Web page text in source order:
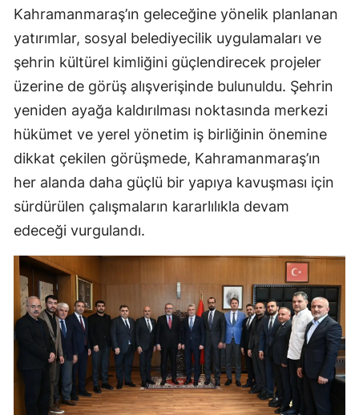
Kahramanmaraş’ın geleceğine yönelik planlanan
yatırımlar, sosyal belediyecilik uygulamaları ve
şehrin kültürel kimliğini güçlendirecek projeler
üzerine de görüş alışverişinde bulunuldu. Şehrin
yeniden ayağa kaldırılması noktasında merkezi
hükümet ve yerel yönetim iş birliğinin önemine
dikkat çekilen görüşmede, Kahramanmaraş’ın
her alanda daha güçlü bir yapıya kavuşması için
sürdürülen çalışmaların kararlılıkla devam
edeceği vurgulandı.